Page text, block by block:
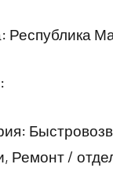
Республика
Ремонт /